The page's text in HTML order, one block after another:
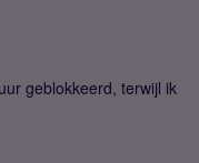
geblokkeerd, terwijl ik